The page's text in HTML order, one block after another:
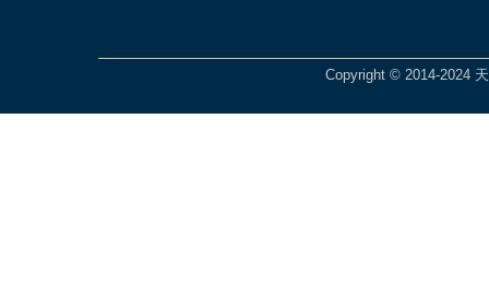
Copyright © 2014-2024